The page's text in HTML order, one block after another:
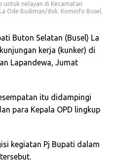
untuk nelayan di Kecamatan
Ode Budiman/dok. Kominfo Busel.
Buton Selatan (Busel) La
kerja (kunker) di
Lapandewa, Jumat
itu didampingi
para Kepala OPD lingkup
kegiatan Pj Bupati dalam